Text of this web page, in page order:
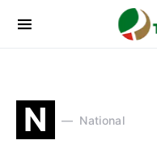
N National